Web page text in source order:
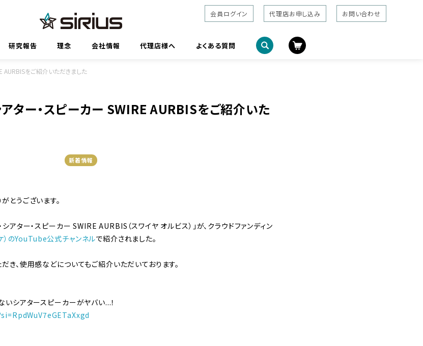
会員ログイン 代理店お申し込み お問い合わせ
研究報告 理念 会社情報 代理店様へ よくある質問
AURBISをご紹介いただきました
ター・スピーカー SWIRE AURBISをご紹介いた
新着情報
とうございます。
アター・スピーカー SWIRE AURBIS（スワイヤ オルビス）」が、クラウドファンディン
）のYouTube公式チャンネルで紹介されました。
き、使用感などについてもご紹介いただいております。
いシアタースピーカーがヤバい...！